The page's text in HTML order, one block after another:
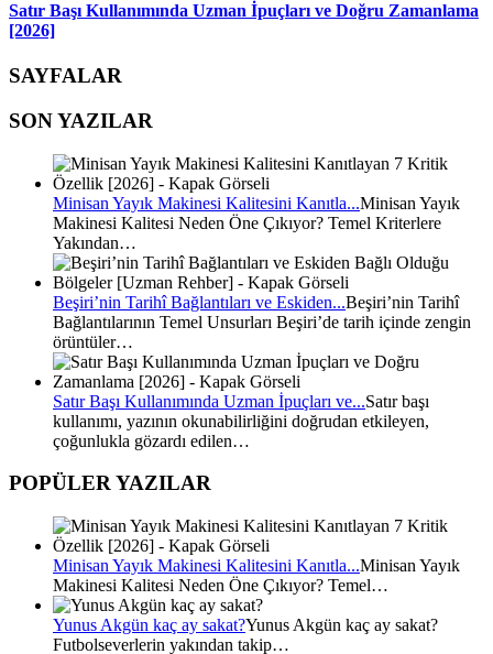
Satır Başı Kullanımında Uzman İpuçları ve Doğru Zamanlama
[2026]
SAYFALAR
SON YAZILAR
Minisan Yayık Makinesi Kalitesini Kanıtla...Minisan Yayık
Makinesi Kalitesi Neden Öne Çıkıyor? Temel Kriterlere
Yakından…
Beşiri’nin Tarihî Bağlantıları ve Eskiden...Beşiri’nin Tarihî
Bağlantılarının Temel Unsurları Beşiri’de tarih içinde zengin
örüntüler…
Satır Başı Kullanımında Uzman İpuçları ve...Satır başı
kullanımı, yazının okunabilirliğini doğrudan etkileyen,
çoğunlukla gözardı edilen…
POPÜLER YAZILAR
Minisan Yayık Makinesi Kalitesini Kanıtla...Minisan Yayık
Makinesi Kalitesi Neden Öne Çıkıyor? Temel…
Yunus Akgün kaç ay sakat?Yunus Akgün kaç ay sakat?
Futbolseverlerin yakından takip…